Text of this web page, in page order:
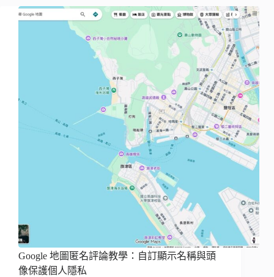
Google 地圖匿名評論教學：自訂顯示名稱與頭
像保護個人隱私